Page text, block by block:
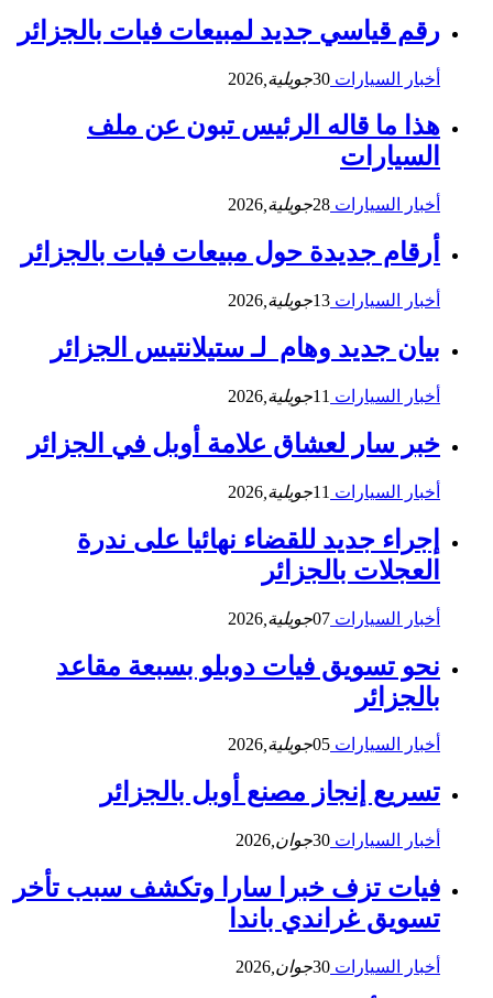
رقم قياسي جديد لمبيعات فيات بالجزائر
أخبار السيارات 30جويلية, 2026
هذا ما قاله الرئيس تبون عن ملف
السيارات
أخبار السيارات 28جويلية, 2026
أرقام جديدة حول مبيعات فيات بالجزائر
أخبار السيارات 13جويلية, 2026
بيان جديد وهام لـ ستيلانتيس الجزائر
أخبار السيارات 11جويلية, 2026
خبر سار لعشاق علامة أوبل في الجزائر
أخبار السيارات 11جويلية, 2026
إجراء جديد للقضاء نهائيا على ندرة
العجلات بالجزائر
أخبار السيارات 07جويلية, 2026
نحو تسويق فيات دوبلو بسبعة مقاعد
بالجزائر
أخبار السيارات 05جويلية,2026
تسريع إنجاز مصنع أوبل بالجزائر
أخبار السيارات 30جوان, 2026
فيات تزف خبرا سارا وتكشف سبب تأخر
تسويق غراندي باندا
أخبار السيارات 30جوان, 2026